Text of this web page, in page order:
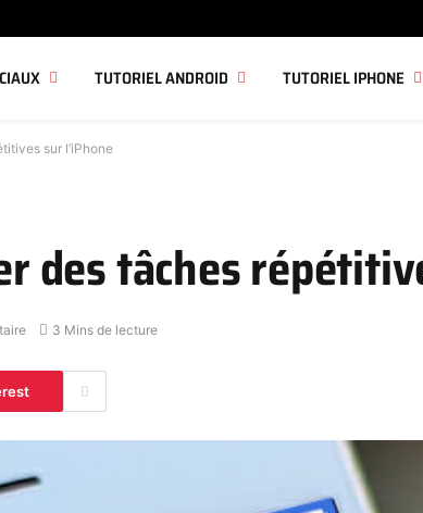
TUTORIEL ANDROID TUTORIEL IPHONE
sur l’iPhone
des tâches
3 Mins de lecture